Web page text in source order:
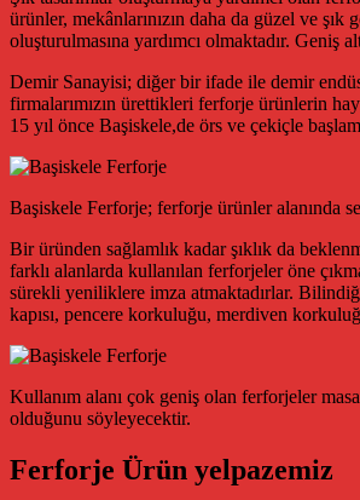
ürünler, mekânlarınızın daha da güzel ve
oluşturulmasına yardımcı olmaktadır.
Demir Sanayisi; diğer bir ifade ile demir
firmalarımızın ürettikleri ferforje ürünlerin
15 yıl önce Başiskele,de örs ve çekiçle
Başiskele Ferforje; ferforje ürünler alanında
Bir üründen sağlamlık kadar şıklık da
farklı alanlarda kullanılan ferforjeler öne
sürekli yeniliklere imza atmaktadırlar.
kapısı, pencere korkuluğu, merdiven
Kullanım alanı çok geniş olan ferforjeler
olduğunu söyleyecektir.
Ferforje Ürün yelpazemiz